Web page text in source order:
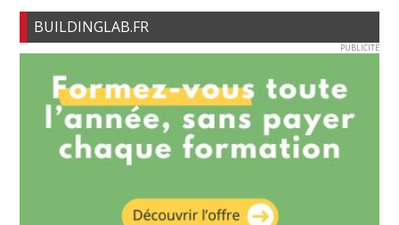
BUILDINGLAB.FR
PUBLICITE